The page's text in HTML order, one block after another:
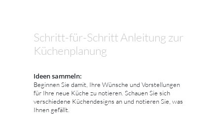
Schritt-für-Schritt Anleitung zur
Küchenplanung
Ideen sammeln:
Beginnen Sie damit, Ihre Wünsche und Vorstellungen
für Ihre neue Küche zu notieren. Schauen Sie sich
verschiedene Küchendesigns an und notieren Sie, was
Ihnen gefällt.